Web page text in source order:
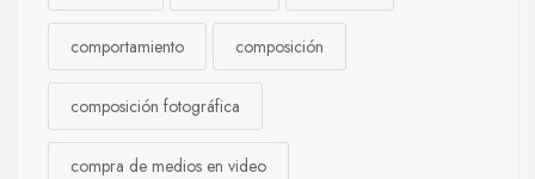
comportamiento composición
composición fotográfica
compra de medios en video